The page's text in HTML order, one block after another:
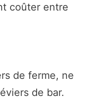
coûter entre
de ferme, ne
de bar.